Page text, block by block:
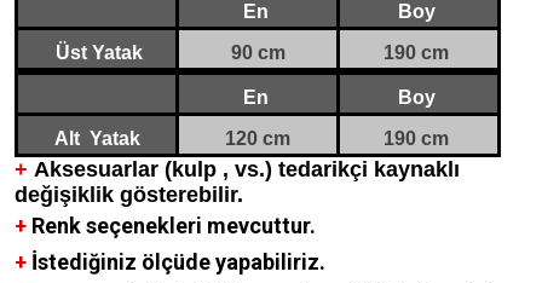
En
Boy
Üst Yatak 90 cm 190 cm
En
Boy
Alt Yatak 120 cm 190 cm
+ Aksesuarlar (kulp , vs.) tedarikçi kaynaklı
değişiklik gösterebilir.
+ Renk seçenekleri mevcuttur.
+ İstediğiniz ölçüde yapabiliriz.